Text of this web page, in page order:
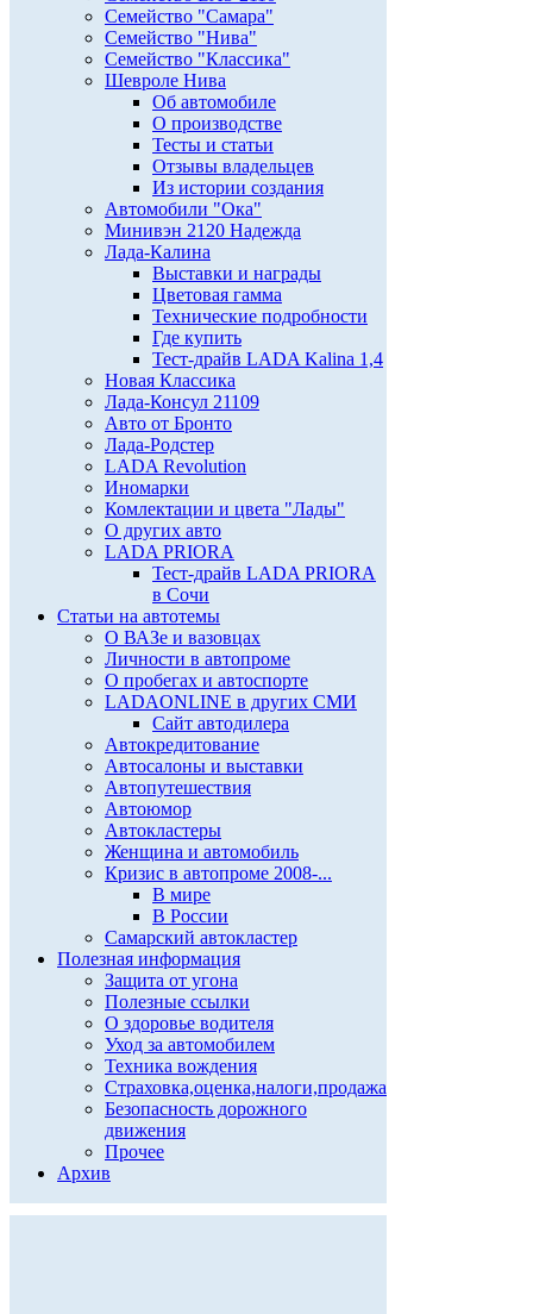
Семейство "Самара"
Семейство "Нива"
Семейство "Классика"
Шевроле Нива
Об автомобиле
О производстве
Тесты и статьи
Отзывы владельцев
Из истории создания
Автомобили "Ока"
Минивэн 2120 Надежда
Лада-Калина
Выставки и награды
Цветовая гамма
Технические подробности
Где купить
Тест-драйв LADA Kalina 1,4
Новая Классика
Лада-Консул 21109
Авто от Бронто
Лада-Родстер
LADA Revolution
Иномарки
Комлектации и цвета "Лады"
О других авто
LADA PRIORA
Тест-драйв LADA PRIORA
в Сочи
Статьи на автотемы
О ВАЗе и вазовцах
Личности в автопроме
О пробегах и автоспорте
LADAONLINE в других СМИ
Сайт автодилера
Автокредитование
Автосалоны и выставки
Автопутешествия
Автоюмор
Автокластеры
Женщина и автомобиль
Кризис в автопроме 2008-...
В мире
В России
Самарский автокластер
Полезная информация
Защита от угона
Полезные ссылки
О здоровье водителя
Уход за автомобилем
Техника вождения
Страховка,оценка,налоги,продажа
Безопасность дорожного
движения
Прочее
Архив